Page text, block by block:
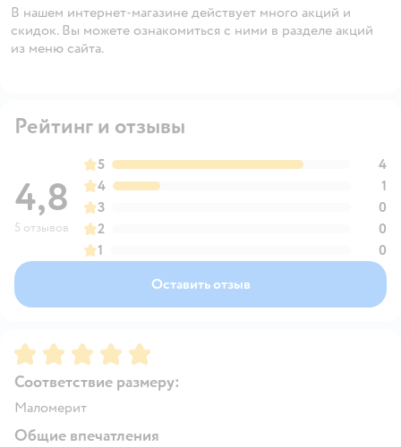
В нашем интернет-магазине действует много акций и
скидок. Вы можете ознакомиться с ними в разделе акций
из меню сайта.
Рейтинг и отзывы
4,8
5 отзывов
5
4
4
1
3
0
2
0
1
0
Оставить отзыв
Рейтинг:5
Соответствие размеру:
Маломерит
Общие впечатления